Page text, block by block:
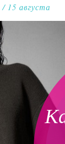
/ 15 августа